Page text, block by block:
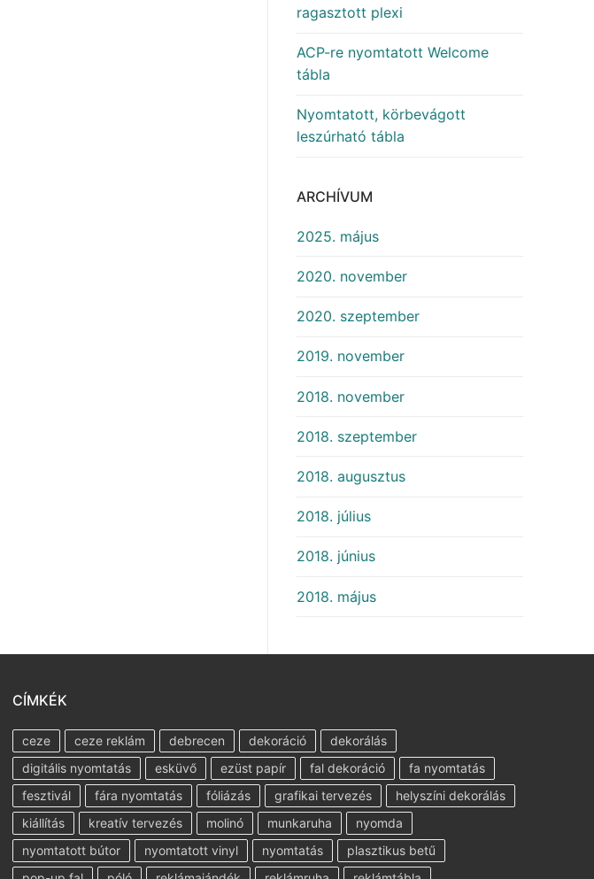
ragasztott plexi
ACP-re nyomtatott Welcome
tábla
Nyomtatott, körbevágott
leszúrható tábla
ARCHÍVUM
2025. május
2020. november
2020. szeptember
2019. november
2018. november
2018. szeptember
2018. augusztus
2018. július
2018. június
2018. május
CÍMKÉK
ceze ceze reklám debrecen dekoráció
dekorálás
digitális nyomtatás
esküvő ezüst papír fal dekoráció
fa nyomtatás
fesztivál
fára nyomtatás fóliázás grafikai tervezés
helyszíni dekorálás
kiállítás
kreatív tervezés molinó munkaruha
nyomda
nyomtatott bútor
nyomtatott vinyl nyomtatás
plasztikus betű